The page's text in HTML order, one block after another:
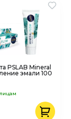
PSLAB Mineral
эмали 100